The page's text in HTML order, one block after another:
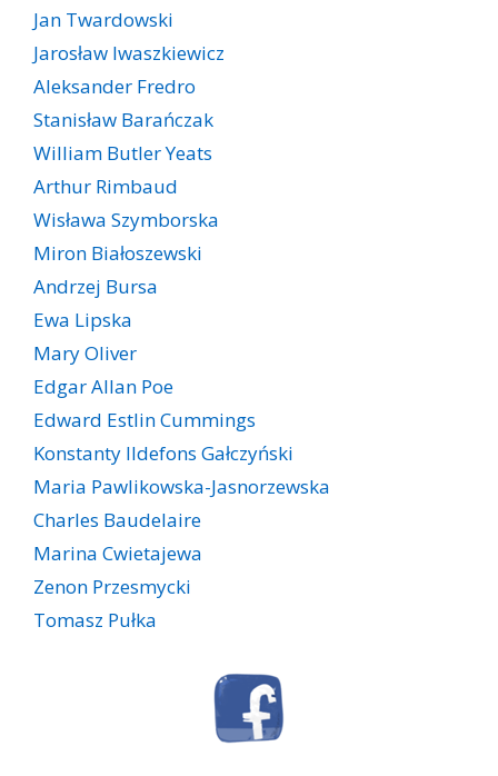
Jan Twardowski
Jarosław Iwaszkiewicz
Aleksander Fredro
Stanisław Barańczak
William Butler Yeats
Arthur Rimbaud
Wisława Szymborska
Miron Białoszewski
Andrzej Bursa
Ewa Lipska
Mary Oliver
Edgar Allan Poe
Edward Estlin Cummings
Konstanty Ildefons Gałczyński
Maria Pawlikowska-Jasnorzewska
Charles Baudelaire
Marina Cwietajewa
Zenon Przesmycki
Tomasz Pułka